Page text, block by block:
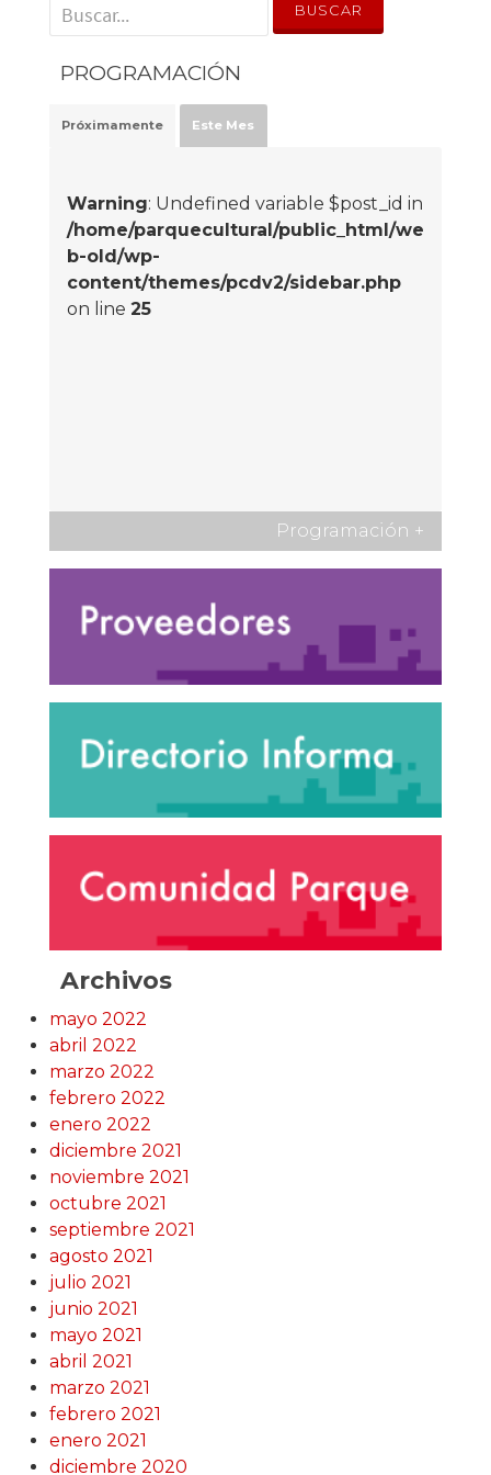
' . __('Search for:') . '
PROGRAMACIÓN
Próximamente Este Mes
Warning: Undefined variable $post_id in
/home/parquecultural/public_html/we
b-old/wp-
content/themes/pcdv2/sidebar.php
on line 25
Programación +
Archivos
mayo 2022
abril 2022
marzo 2022
febrero 2022
enero 2022
diciembre 2021
noviembre 2021
octubre 2021
septiembre 2021
agosto 2021
julio 2021
junio 2021
mayo 2021
abril 2021
marzo 2021
febrero 2021
enero 2021
diciembre 2020